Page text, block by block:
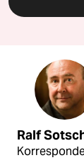
Ralf